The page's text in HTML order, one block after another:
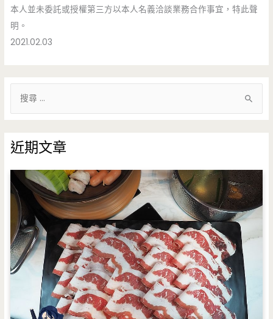
本人並未委託或授權第三方以本人名義洽談業務合作事宜，特此聲
明。
2021.02.03
鍵
字
:
近期文章